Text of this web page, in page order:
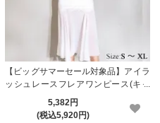
【ビッグサマーセール対象品】アイラ
ッシュレースフレアワンピース(キャ
バドレス・CABARETDRESS)
5,382円
(税込5,920円)